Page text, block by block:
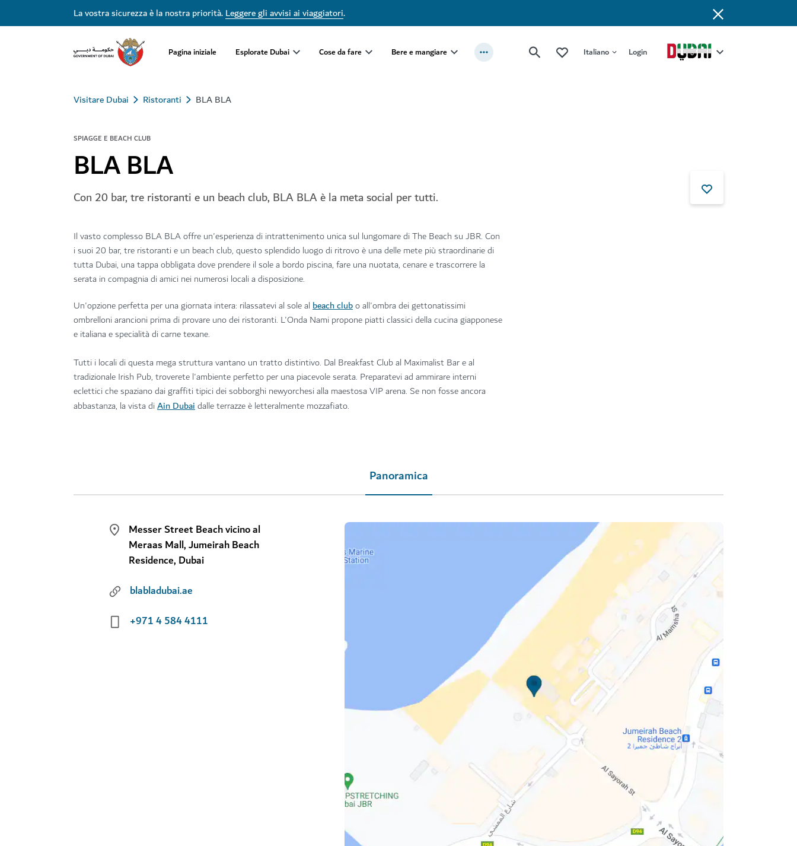
La vostra sicurezza è la nostra priorità.Leggere gli avvisi ai viaggiatori.
Pagina iniziale Esplorate Dubai Cose da fare Bere e mangiare Italiano Login
Visitare Dubai Ristoranti BLA BLA
SPIAGGE E BEACH CLUB
BLA BLA
Con 20 bar, tre ristoranti e un beach club, BLA BLA è la meta social per tutti.
Il vasto complesso BLA BLA offre un'esperienza di intrattenimento unica sul lungomare di The Beach su JBR. Con
i suoi 20 bar, tre ristoranti e un beach club, questo splendido luogo di ritrovo è una delle mete più straordinarie di
tutta Dubai, una tappa obbligata dove prendere il sole a bordo piscina, fare una nuotata, cenare e trascorrere la
serata in compagnia di amici nei numerosi locali a disposizione.
Un'opzione perfetta per una giornata intera: rilassatevi al sole al beach clubo all'ombra dei gettonatissimi
ombrelloni arancioni prima di provare uno dei ristoranti. L'Onda Nami propone piatti classici della cucina giapponese
e italiana e specialità di carne texane.
Tutti i locali di questa mega struttura vantano un tratto distintivo. Dal Breakfast Club al Maximalist Bar e al
tradizionale Irish Pub, troverete l'ambiente perfetto per una piacevole serata. Preparatevi ad ammirare interni
eclettici che spaziano dai graffiti tipici dei sobborghi newyorchesi alla maestosa VIP arena. Se non fosse ancora
abbastanza, la vista diAin Dubaidalle terrazze è letteralmente mozzafiato.
Panoramica
Messer Street Beach vicino al
Meraas Mall, Jumeirah Beach
Residence, Dubai
blabladubai.ae
+971 4 584 4111